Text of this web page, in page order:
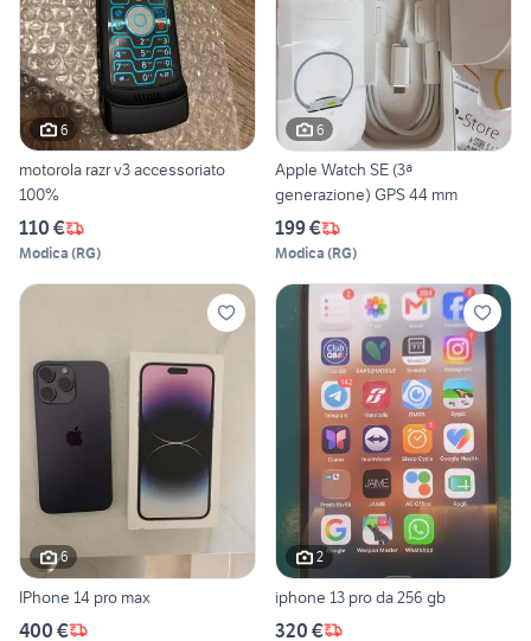
6
motorola razr v3 accessoriato
100%
110 €
Modica (RG)
6
Apple Watch SE (3ª
generazione) GPS 44 mm
199 €
Modica (RG)
6
IPhone 14 pro max
400 €
2
iphone 13 pro da 256 gb
320 €